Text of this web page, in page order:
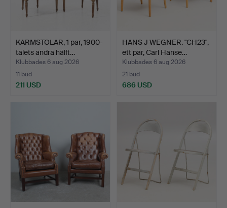
KARMSTOLAR, 1 par, 1900-
talets andra hälft…
Klubbades 6 aug 2026
11 bud
211 USD
HANS J WEGNER. "CH23",
ett par, Carl Hanse…
Klubbades 6 aug 2026
21 bud
686 USD